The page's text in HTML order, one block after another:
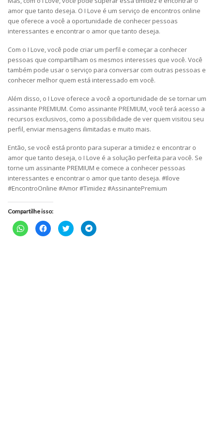
amor que tanto deseja. O I Love é um serviço de encontros online
que oferece a você a oportunidade de conhecer pessoas
interessantes e encontrar o amor que tanto deseja.
Com o I Love, você pode criar um perfil e começar a conhecer
pessoas que compartilham os mesmos interesses que você. Você
também pode usar o serviço para conversar com outras pessoas e
conhecer melhor quem está interessado em você.
Além disso, o I Love oferece a você a oportunidade de se tornar um
assinante PREMIUM. Como assinante PREMIUM, você terá acesso a
recursos exclusivos, como a possibilidade de ver quem visitou seu
perfil, enviar mensagens ilimitadas e muito mais.
Então, se você está pronto para superar a timidez e encontrar o
amor que tanto deseja, o I Love é a solução perfeita para você. Se
torne um assinante PREMIUM e comece a conhecer pessoas
interessantes e encontrar o amor que tanto deseja. #Ilove
#EncontroOnline #Amor #Timidez #AssinantePremium
Compartilhe isso:
Clique
para
compartilhar
Clique
para
compartilhar
Clique
para
compartilhar
Clique
para